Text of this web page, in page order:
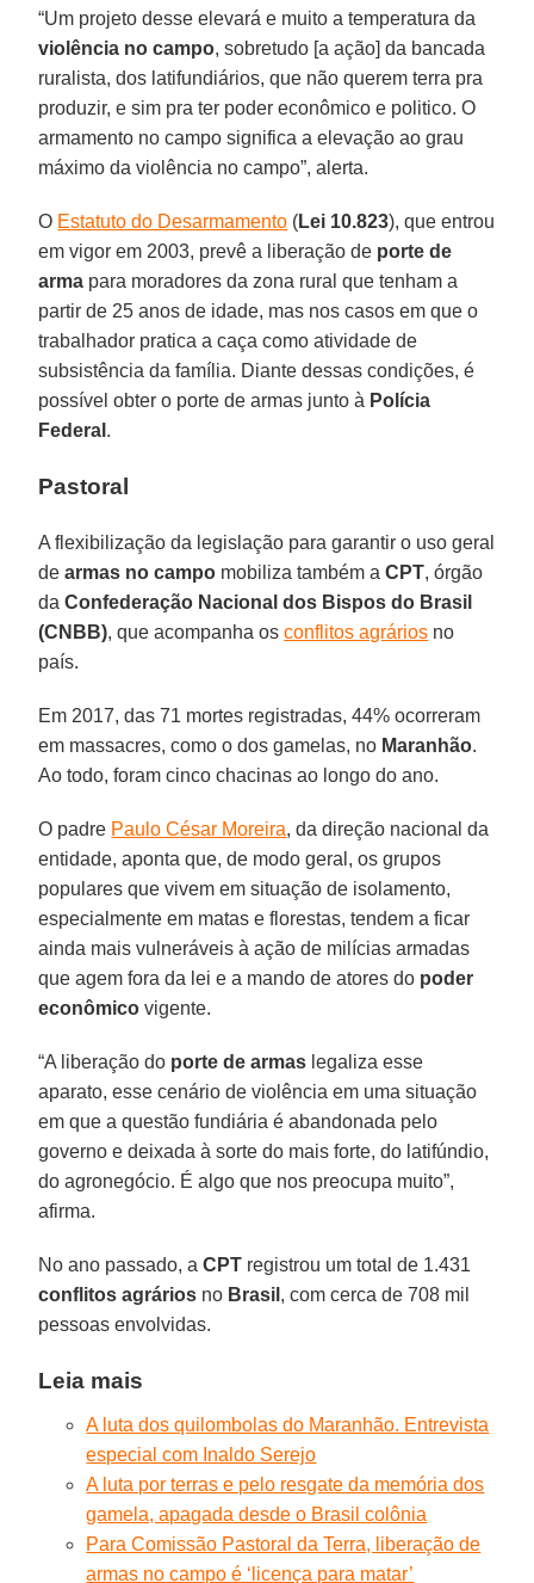
“Um projeto desse elevará e muito a temperatura da
violência no campo, sobretudo [a ação] da bancada
ruralista, dos latifundiários, que não querem terra pra
produzir, e sim pra ter poder econômico e politico. O
armamento no campo significa a elevação ao grau
máximo da violência no campo”, alerta.
O Estatuto do Desarmamento (Lei 10.823), que entrou
em vigor em 2003, prevê a liberação de porte de
arma para moradores da zona rural que tenham a
partir de 25 anos de idade, mas nos casos em que o
trabalhador pratica a caça como atividade de
subsistência da família. Diante dessas condições, é
possível obter o porte de armas junto à Polícia
Federal .
Pastoral
A flexibilização da legislação para garantir o uso geral
dearmas no campo mobiliza também aCPT, órgão
daConfederação Nacional dos Bispos do Brasil
(CNBB), que acompanha osconflitos agrários no
país.
Em 2017, das 71 mortes registradas, 44% ocorreram
em massacres, como o dos gamelas, no Maranhão.
Ao todo, foram cinco chacinas ao longo do ano.
O padre Paulo César Moreira, da direção nacional da
entidade, aponta que, de modo geral, os grupos
populares que vivem em situação de isolamento,
especialmente em matas e florestas, tendem a ficar
ainda mais vulneráveis à ação de milícias armadas
que agem fora da lei e a mando de atores do poder
econômico vigente.
“A liberação do porte de armas legaliza esse
aparato, esse cenário de violência em uma situação
em que a questão fundiária é abandonada pelo
governo e deixada à sorte do mais forte, do latifúndio,
do agronegócio. É algo que nos preocupa muito”,
afirma.
No ano passado, aCPT registrou um total de 1.431
conflitos agrários no Brasil , com cerca de 708 mil
pessoas envolvidas.
Leia mais
A luta dos quilombolas do Maranhão. Entrevista
especial com Inaldo Serejo
A luta por terras e pelo resgate da memória dos
gamela, apagada desde o Brasil colônia
Para Comissão Pastoral da Terra, liberação de
armas no campo é ‘licença para matar’